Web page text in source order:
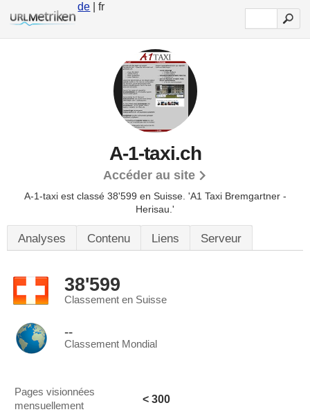
de | fr
A-1-taxi.ch
Accéder au site
A-1-taxi est classé 38'599 en Suisse. 'A1 Taxi Bremgartner -
Herisau.'
Analyses Contenu Liens Serveur
38'599
Classement en Suisse
--
Classement Mondial
Pages visionnées
mensuellement
< 300